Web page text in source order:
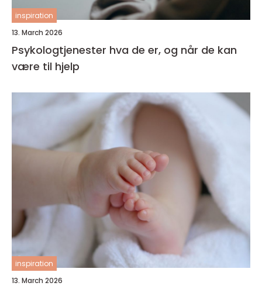
inspiration
13. March 2026
Psykologtjenester hva de er, og når de kan
være til hjelp
inspiration
13. March 2026